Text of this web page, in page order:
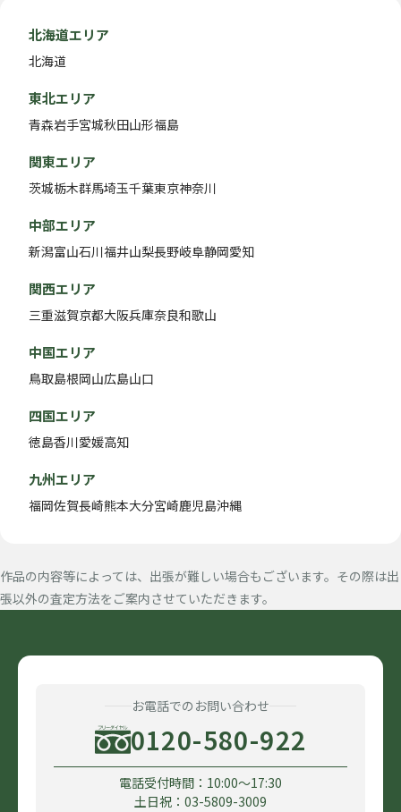
北海道エリア
北海道
東北エリア
青森岩手宮城秋田山形福島
関東エリア
茨城栃木群馬埼玉千葉東京神奈川
中部エリア
新潟富山石川福井山梨長野岐阜静岡愛知
関西エリア
三重滋賀京都大阪兵庫奈良和歌山
中国エリア
鳥取島根岡山広島山口
四国エリア
徳島香川愛媛高知
九州エリア
福岡佐賀長崎熊本大分宮崎鹿児島沖縄
作品の内容等によっては、出張が難しい場合もございます。その際は出
張以外の査定方法をご案内させていただきます。
お電話でのお問い合わせ
0120-580-922
電話受付時間：10:00〜17:30
土日祝：03-5809-3009